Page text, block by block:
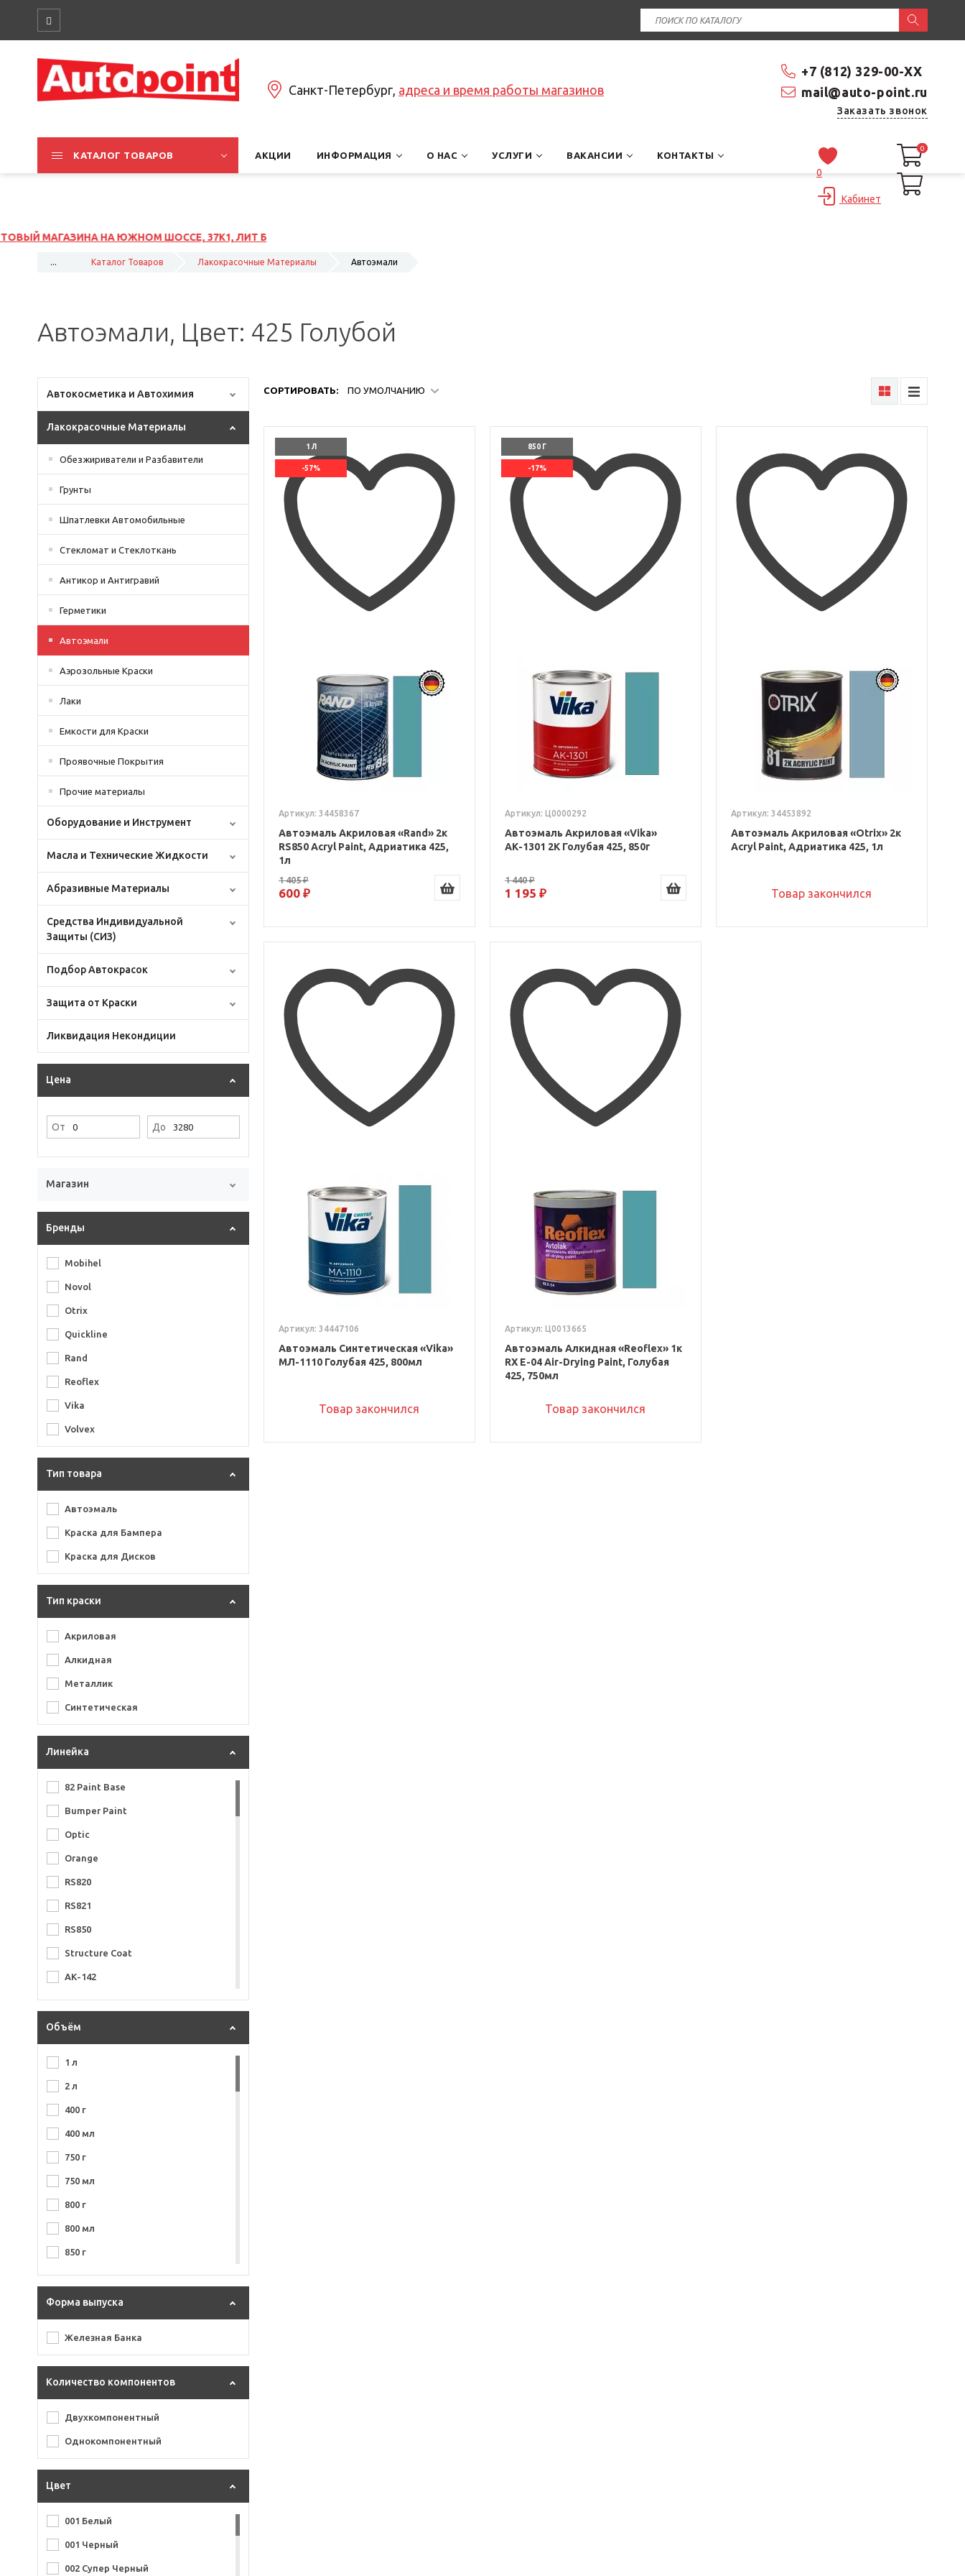
+7 (812) 329-00-XX
mail@auto-point.ru
Заказать звонок
Санкт-Петербург, адреса и время работы магазинов
КАТАЛОГ ТОВАРОВ АКЦИИ ИНФОРМАЦИЯ О НАС УСЛУГИ ВАКАНСИИ КОНТАКТЫ
0
Кабинет
0
0
37К1, ЛИТ Б
... Каталог Товаров Лакокрасочные Материалы Автоэмали
Автоэмали, Цвет: 425 Голубой
Автокосметика и Автохимия
Лакокрасочные Материалы
Обезжириватели и Разбавители
Грунты
Шпатлевки Автомобильные
Стекломат и Стеклоткань
Антикор и Антигравий
Герметики
Автоэмали
Аэрозольные Краски
Лаки
Емкости для Краски
Проявочные Покрытия
Прочие материалы
Оборудование и Инструмент
Масла и Технические Жидкости
Абразивные Материалы
Средства Индивидуальной
Защиты (СИЗ)
Подбор Автокрасок
Защита от Краски
Ликвидация Некондиции
Цена
От До
Магазин
Бренды
Mobihel
Novol
Otrix
Quickline
Rand
Reoflex
Vika
Volvex
Тип товара
Автоэмаль
Краска для Бампера
Краска для Дисков
Тип краски
Акриловая
Алкидная
Металлик
Синтетическая
Линейка
82 Paint Base
Bumper Paint
Optic
Orange
RS820
RS821
RS850
Structure Coat
АК-142
АК-1301
Базисная
Объём
1 л
2 л
400 г
400 мл
750 г
750 мл
800 г
800 мл
850 г
900 г
Форма выпуска
Железная Банка
Количество компонентов
Двухкомпонентный
Однокомпонентный
Цвет
001 Белый
001 Черный
002 Супер Черный
СОРТИРОВАТЬ: ПО УМОЛЧАНИЮ
1 Л
-57%
Артикул: 34458367
Автоэмаль Акриловая «Rand» 2к
RS850 Acryl Paint, Адриатика 425,
1л
1 405 ₽
600 ₽
850 Г
-17%
Артикул: Ц0000292
Автоэмаль Акриловая «Vika»
АК-1301 2К Голубая 425, 850г
1 440 ₽
1 195 ₽
Артикул: 34453892
Автоэмаль Акриловая «Otrix» 2к
Acryl Paint, Адриатика 425, 1л
Товар закончился
Артикул: 34447106
Автоэмаль Синтетическая «Vika»
МЛ-1110 Голубая 425, 800мл
Товар закончился
Артикул: Ц0013665
Автоэмаль Алкидная «Reoflex» 1к
RX E-04 Air-Drying Paint, Голубая
425, 750мл
Товар закончился